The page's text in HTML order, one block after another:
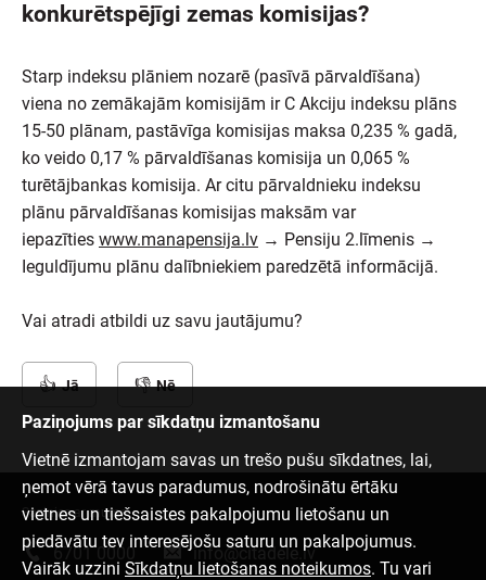
konkurētspējīgi zemas komisijas?
Starp indeksu plāniem nozarē (pasīvā pārvaldīšana)
viena no zemākajām komisijām ir C Akciju indeksu plāns
15-50 plānam, pastāvīga komisijas maksa 0,235 % gadā,
ko veido 0,17 % pārvaldīšanas komisija un 0,065 %
turētājbankas komisija. Ar citu pārvaldnieku indeksu
plānu pārvaldīšanas komisijas maksām var
iepazīties www.manapensija.lv → Pensiju 2.līmenis →
Ieguldījumu plānu dalībniekiem paredzētā informācijā.
Vai atradi atbildi uz savu jautājumu?
Jā Nē
Paziņojums par sīkdatņu izmantošanu
Vietnē izmantojam savas un trešo pušu sīkdatnes, lai,
ņemot vērā tavus paradumus, nodrošinātu ērtāku
vietnes un tiešsaistes pakalpojumu lietošanu un
piedāvātu tev interesējošu saturu un pakalpojumus.
Vairāk uzzini Sīkdatņu lietošanas noteikumos. Tu vari
Sazinies ar mums
6701 0000 info@citadele.lv